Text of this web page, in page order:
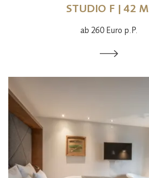
STUDIO F | 42
ab 260 Euro p.P.